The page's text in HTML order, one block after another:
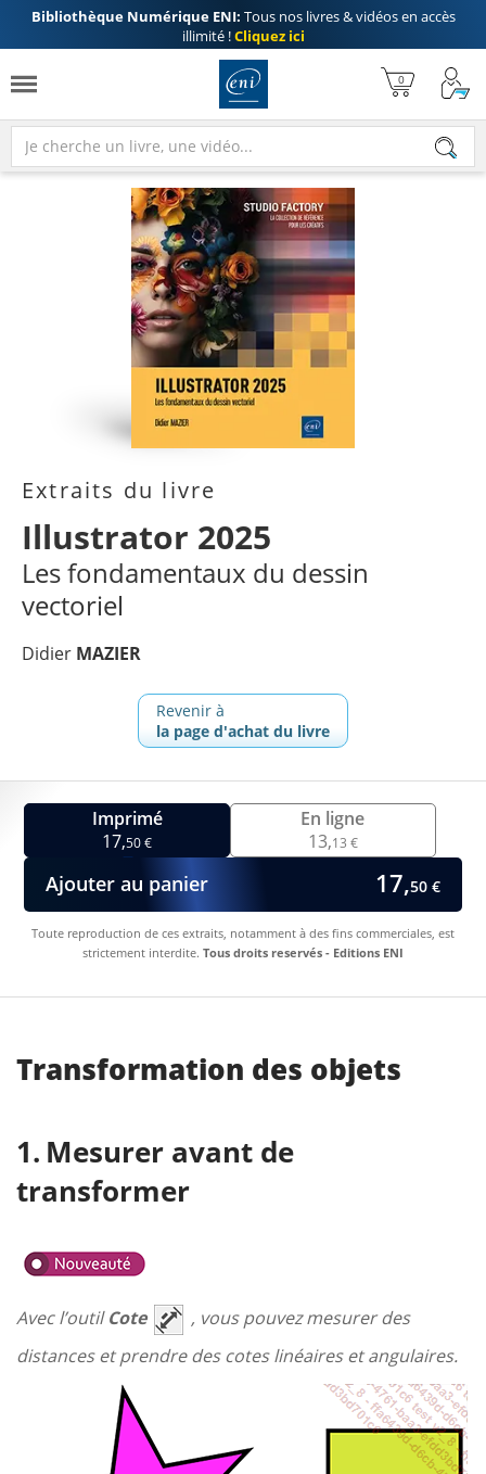
Bibliothèque Numérique ENI: Tous nos livres & vidéos en accès
illimité !Cliquez ici
Extraits du livre
Illustrator 2025
Les fondamentaux du dessin
vectoriel
Didier MAZIER
Revenir à
la page d'achat du livre
Imprimé
17,50 €
En ligne
13,13 €
Ajouter au panier 17,50 €
Toute reproduction de ces extraits, notamment à des fins commerciales, est
strictement interdite. Tous droits reservés - Editions ENI
Transformation des objets
Mesurer avant de
transformer
Avec l’outilCote
, vous pouvez mesurer des
distances et prendre des cotes linéaires et angulaires.